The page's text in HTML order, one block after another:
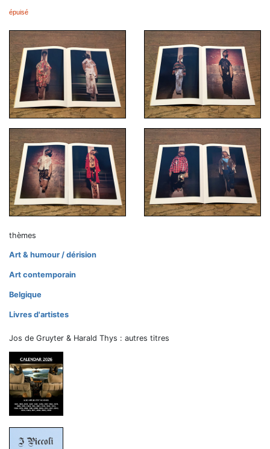
épuisé
thèmes
Art & humour / dérision
Art contemporain
Belgique
Livres d'artistes
Jos de Gruyter & Harald Thys : autres titres